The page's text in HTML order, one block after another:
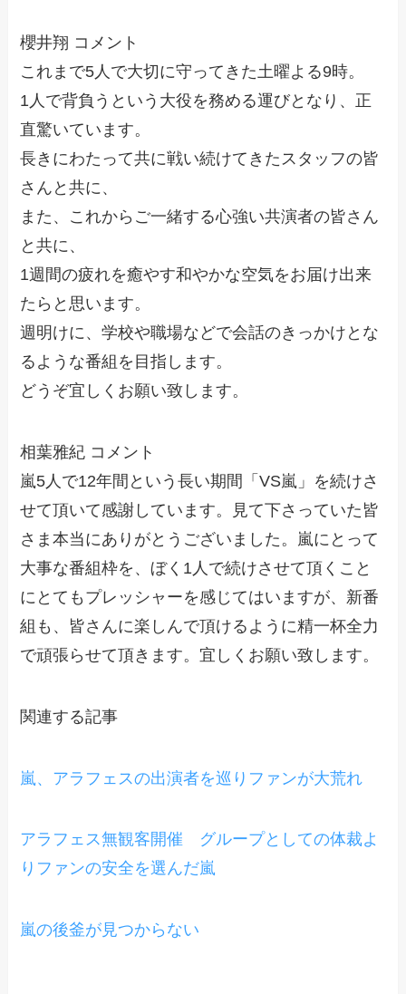
櫻井翔 コメント
これまで5人で大切に守ってきた土曜よる9時。
1人で背負うという大役を務める運びとなり、正
直驚いています。
長きにわたって共に戦い続けてきたスタッフの皆
さんと共に、
また、これからご一緒する心強い共演者の皆さん
と共に、
1週間の疲れを癒やす和やかな空気をお届け出来
たらと思います。
週明けに、学校や職場などで会話のきっかけとな
るような番組を目指します。
どうぞ宜しくお願い致します。
相葉雅紀 コメント
嵐5人で12年間という長い期間「VS嵐」を続けさ
せて頂いて感謝しています。見て下さっていた皆
さま本当にありがとうございました。嵐にとって
大事な番組枠を、ぼく1人で続けさせて頂くこと
にとてもプレッシャーを感じてはいますが、新番
組も、皆さんに楽しんで頂けるように精一杯全力
で頑張らせて頂きます。宜しくお願い致します。
関連する記事
嵐、アラフェスの出演者を巡りファンが大荒れ
アラフェス無観客開催 グループとしての体裁よ
りファンの安全を選んだ嵐
嵐の後釜が見つからない